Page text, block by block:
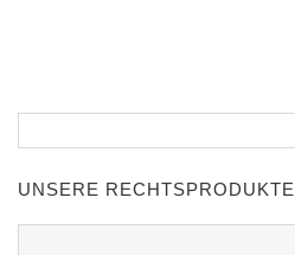
UNSERE RECHTSPRODUKTE